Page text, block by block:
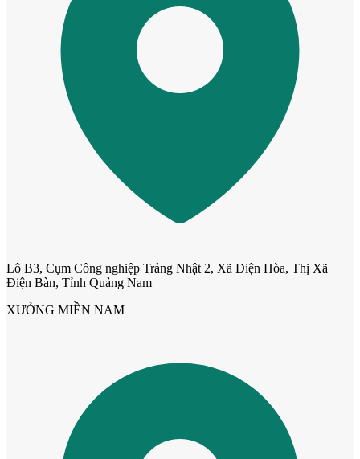
Lô B3, Cụm Công nghiệp Trảng Nhật 2, Xã Điện Hòa, Thị Xã
Điện Bàn, Tỉnh Quảng Nam
XƯỞNG MIỀN NAM